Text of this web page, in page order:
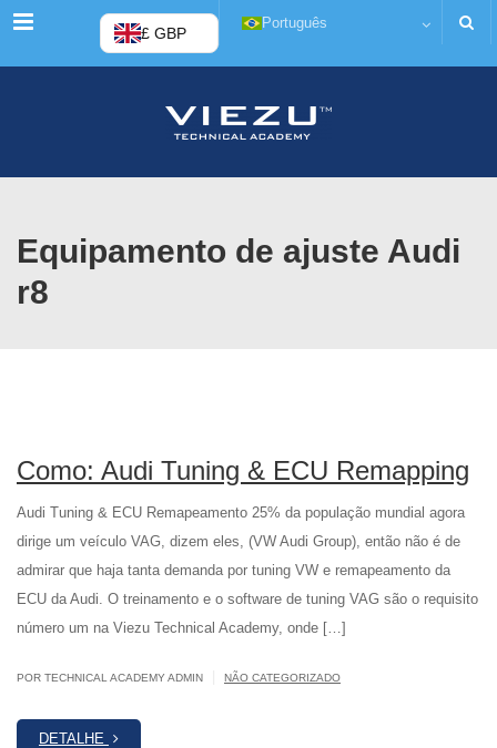
Menu £ GBP
Português
Equipamento de ajuste Audi
r8
Como: Audi Tuning & ECU Remapping
Audi Tuning & ECU Remapeamento 25% da população mundial agora
dirige um veículo VAG, dizem eles, (VW Audi Group), então não é de
admirar que haja tanta demanda por tuning VW e remapeamento da
ECU da Audi. O treinamento e o software de tuning VAG são o requisito
número um na Viezu Technical Academy, onde […]
POR TECHNICAL ACADEMY ADMIN NÃO CATEGORIZADO
DETALHE